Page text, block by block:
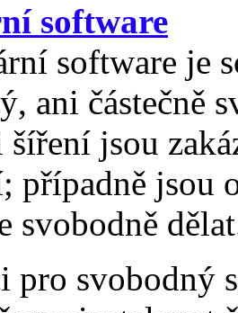
software
software je
ani částečně
šíření jsou
případně jsou
svobodně
pro svobodný